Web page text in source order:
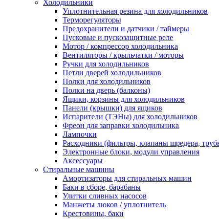
Холодильники
Уплотнительная резина для холодильников
Терморегуляторы
Предохранители и датчики / таймеры
Пусковые и пускозащитные реле
Мотор / компрессор холодильника
Вентиляторы / крыльчатки / моторы
Ручки для холодильников
Петли дверей холодильников
Полки для холодильников
Полки на дверь (балконы)
Ящики, корзины для холодильников
Панели (крышки) для ящиков
Испарители (ТЭНы) для холодильников
Фреон для заправки холодильника
Лампочки
Расходники (фильтры, клапаны шредера,
Электронные блоки, модули управления
Аксессуары
Стиральные машины
Амортизаторы для стиральных машин
Баки в сборе, барабаны
Улитки сливных насосов
Манжеты люков / уплотнитель
Крестовины, баки